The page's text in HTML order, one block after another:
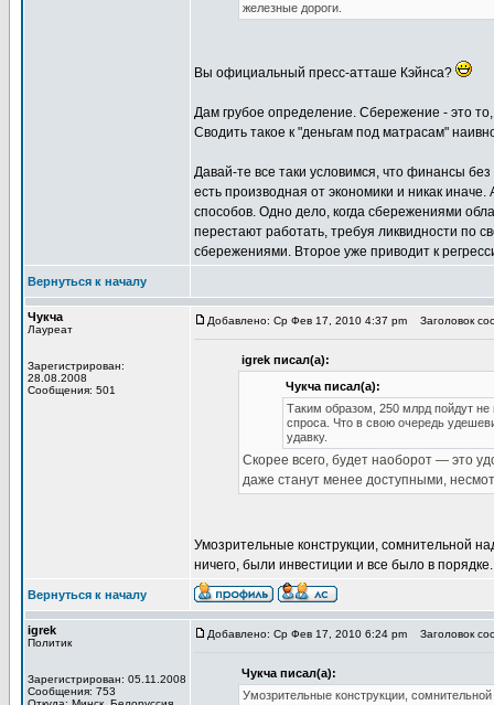
железные дороги.
Вы официальный пресс-атташе Кэйнса?
Дам грубое определение. Сбережение - это
Сводить такое к "деньгам под матрасам"
Давай-те все таки условимся, что финансы
есть производная от экономики и никак
способов. Одно дело, когда сбережениями
перестают работать, требуя ликвидности по
сбережениями. Второе уже приводит к
Вернуться к началу
Чукча
Лауреат
Зарегистрирован:
28.08.2008
Сообщения: 501
Добавлено: Ср Фев 17, 2010 4:37 pm Заголовок
igrek писал(а):
Чукча писал(а):
Таким образом, 250 млрд пойдут не
спроса. Что в свою очередь
удавку.
Скорее всего, будет наоборот — это
даже станут менее доступными,
Умозрительные конструкции, сомнительной
ничего, были инвестиции и все было в порядке.
Вернуться к началу
igrek
Политик
Зарегистрирован: 05.11.2008
Сообщения: 753
Добавлено: Ср Фев 17, 2010 6:24 pm Заголовок
Чукча писал(а):
Умозрительные конструкции,